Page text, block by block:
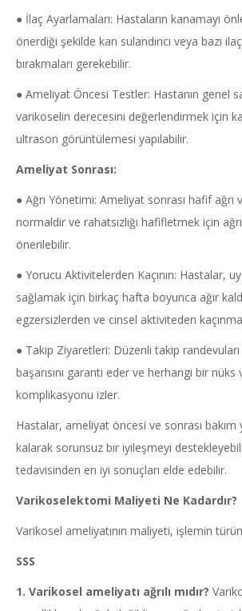
● İlaç Ayarlamaları: Hastaların kanamayı
önerdiği şekilde kan sulandırıcı veya bazı
bırakmaları gerekebilir.
● Ameliyat Öncesi Testler: Hastanın genel
varikoselin derecesini değerlendirmek için
ultrason görüntülemesi yapılabilir.
Ameliyat Sonrası:
● Ağrı Yönetimi: Ameliyat sonrası hafif ağrı
normaldir ve rahatsızlığı hafifletmek için
önerilebilir.
● Yorucu Aktivitelerden Kaçının: Hastalar,
sağlamak için birkaç hafta boyunca ağır
egzersizlerden ve cinsel aktiviteden
● Takip Ziyaretleri: Düzenli takip
başarısını garanti eder ve herhangi bir nüks
komplikasyonu izler.
Hastalar, ameliyat öncesi ve sonrası bakım
kalarak sorunsuz bir iyileşmeyi
tedavisinden en iyi sonuçları elde edebilir.
Varikoselektomi Maliyeti Ne Kadardır?
Varikosel ameliyatının maliyeti, işlemin
SSS
1. Varikosel ameliyatı ağrılı mıdır?